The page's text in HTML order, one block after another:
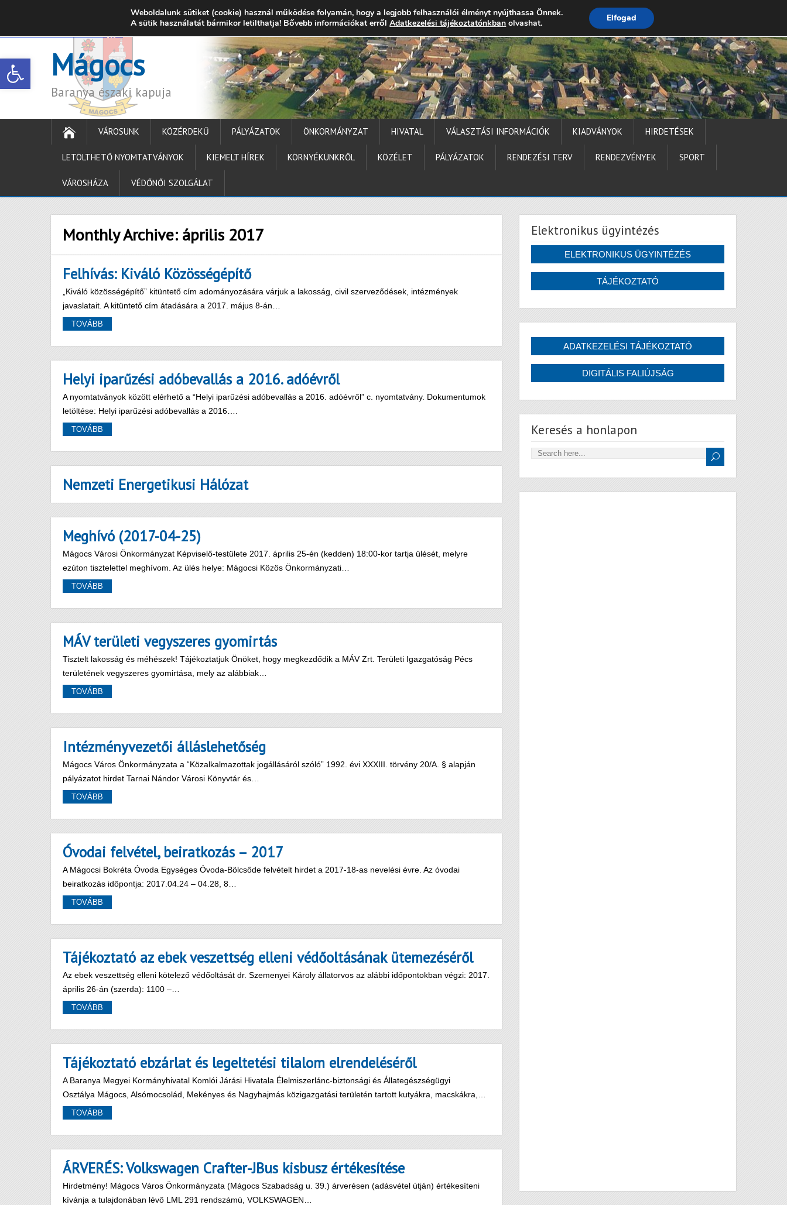
Open toolbar
7342 Mágocs, Szabadság utca 39. onkormanyzat@magocs.hu +36 (72) 451 110 Elérhetőségek Technika segítség Impresszum
Mágocs
Baranya északi kapuja
VÁROSUNK KÖZÉRDEKŰ PÁLYÁZATOK ÖNKORMÁNYZAT HIVATAL VÁLASZTÁSI INFORMÁCIÓK KIADVÁNYOK HIRDETÉSEK
LETÖLTHETŐ NYOMTATVÁNYOK KIEMELT HÍREK KÖRNYÉKÜNKRŐL KÖZÉLET PÁLYÁZATOK RENDEZÉSI TERV RENDEZVÉNYEK SPORT
VÁROSHÁZA VÉDŐNŐI SZOLGÁLAT
Monthly Archive: április 2017
Felhívás: Kiváló Közösségépítő
„Kiváló közösségépítő” kitüntető cím adományozására várjuk a lakosság, civil szerveződések, intézmények
javaslatait. A kitüntető cím átadására a 2017. május 8-án…
TOVÁBB
Helyi iparűzési adóbevallás a 2016. adóévről
A nyomtatványok között elérhető a “Helyi iparűzési adóbevallás a 2016. adóévről” c. nyomtatvány. Dokumentumok
letöltése: Helyi iparűzési adóbevallás a 2016….
TOVÁBB
Nemzeti Energetikusi Hálózat
Meghívó (2017-04-25)
Mágocs Városi Önkormányzat Képviselő-testülete 2017. április 25-én (kedden) 18:00-kor tartja ülését, melyre
ezúton tisztelettel meghívom. Az ülés helye: Mágocsi Közös Önkormányzati…
TOVÁBB
MÁV területi vegyszeres gyomirtás
Tisztelt lakosság és méhészek! Tájékoztatjuk Önöket, hogy megkezdődik a MÁV Zrt. Területi Igazgatóság Pécs
területének vegyszeres gyomirtása, mely az alábbiak…
TOVÁBB
Intézményvezetői álláslehetőség
Mágocs Város Önkormányzata a “Közalkalmazottak jogállásáról szóló” 1992. évi XXXIII. törvény 20/A. § alapján
pályázatot hirdet Tarnai Nándor Városi Könyvtár és…
TOVÁBB
Óvodai felvétel, beiratkozás – 2017
A Mágocsi Bokréta Óvoda Egységes Óvoda-Bölcsőde felvételt hirdet a 2017-18-as nevelési évre. Az óvodai
beiratkozás időpontja: 2017.04.24 – 04.28, 8…
TOVÁBB
Tájékoztató az ebek veszettség elleni védőoltásának ütemezéséről
Az ebek veszettség elleni kötelező védőoltását dr. Szemenyei Károly állatorvos az alábbi időpontokban végzi: 2017.
április 26-án (szerda): 1100 –…
TOVÁBB
Tájékoztató ebzárlat és legeltetési tilalom elrendeléséről
A Baranya Megyei Kormányhivatal Komlói Járási Hivatala Élelmiszerlánc-biztonsági és Állategészségügyi
Osztálya Mágocs, Alsómocsolád, Mekényes és Nagyhajmás közigazgatási területén tartott kutyákra, macskákra,…
TOVÁBB
ÁRVERÉS: Volkswagen Crafter-JBus kisbusz értékesítése
Hirdetmény! Mágocs Város Önkormányzata (Mágocs Szabadság u. 39.) árverésen (adásvétel útján) értékesíteni
kívánja a tulajdonában lévő LML 291 rendszámú, VOLKSWAGEN…
Elektronikus ügyintézés
Keresés a honlapon
Weboldalunk sütiket (cookie) használ működése folyamán, hogy a legjobb felhasználói élményt nyújthassa Önnek.
A sütik használatát bármikor letilthatja! Bővebb információkat errőlAdatkezelési tájékoztatónkban olvashat. Elfogad